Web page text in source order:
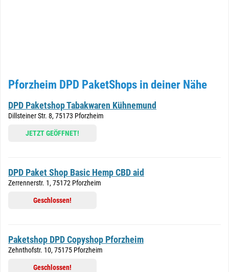
Pforzheim DPD PaketShops in deiner Nähe
DPD Paketshop Tabakwaren Kühnemund
Dillsteiner Str. 8, 75173 Pforzheim
JETZT GEÖFFNET!
DPD Paket Shop Basic Hemp CBD aid
Zerrennerstr. 1, 75172 Pforzheim
Geschlossen!
Paketshop DPD Copyshop Pforzheim
Zehnthofstr. 10, 75175 Pforzheim
Geschlossen!